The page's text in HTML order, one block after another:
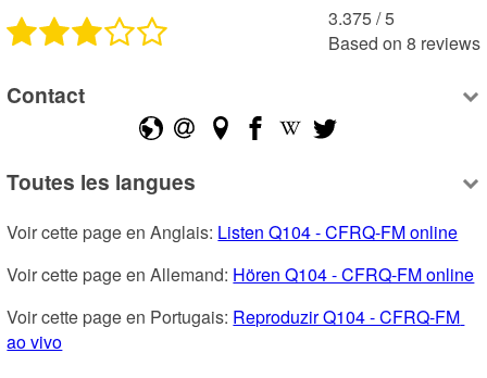
3.375 /5
Based on 8 reviews
Contact
Toutes les langues
Voir cette page en Anglais: Listen Q104 - CFRQ-FM online
Voir cette page en Allemand: Hören Q104 - CFRQ-FM online
Voir cette page en Portugais: Reproduzir Q104 - CFRQ-FM
ao vivo